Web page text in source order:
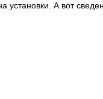
установки. А вот